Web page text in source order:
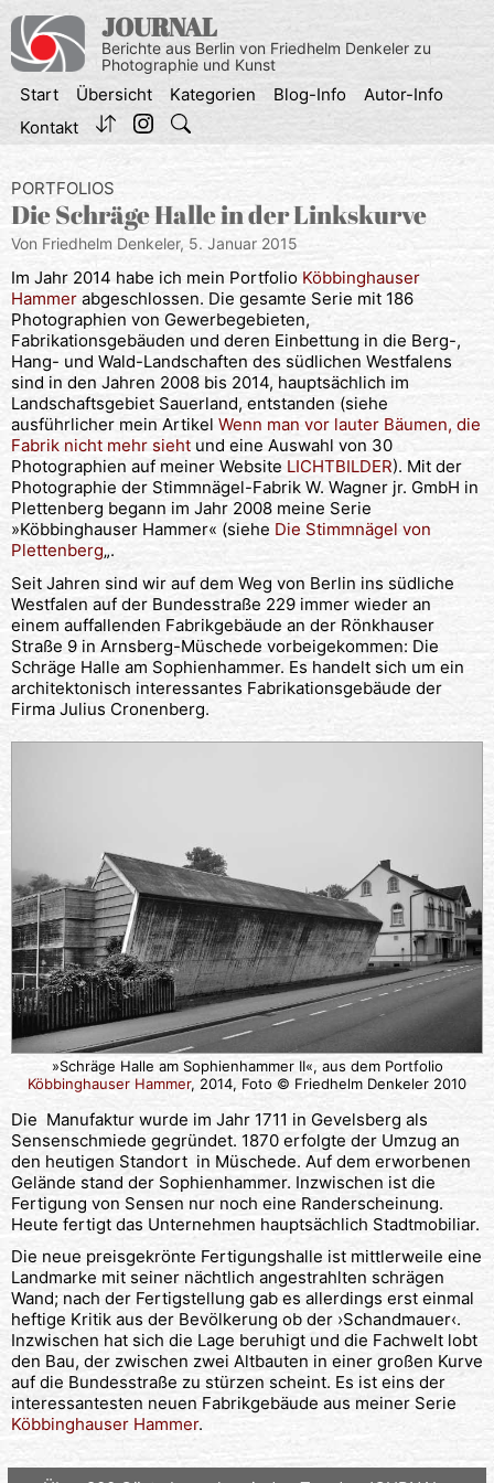
Inhalt
springen
JOURNAL
Berichte aus Berlin von Friedhelm Denkeler zu
Photographie und Kunst
Start Übersicht Kategorien Blog-Info
Autor-Info
Kontakt
PORTFOLIOS
Die Schräge Halle in der Linkskurve
Von Friedhelm Denkeler, 5. Januar 2015
Im Jahr 2014 habe ich mein Portfolio Köbbinghauser
Hammer abgeschlossen. Die gesamte Serie mit 186
Photographien von Gewerbegebieten,
Fabrikationsgebäuden und deren Einbettung in die Berg-,
Hang- und Wald-Landschaften des südlichen Westfalens
sind in den Jahren 2008 bis 2014, hauptsächlich im
Landschaftsgebiet Sauerland, entstanden (siehe
ausführlicher mein Artikel Wenn man vor lauter Bäumen, die
Fabrik nicht mehr sieht und eine Auswahl von 30
Photographien auf meiner Website LICHTBILDER). Mit der
Photographie der Stimmnägel-Fabrik W. Wagner jr. GmbH in
Plettenberg begann im Jahr 2008 meine Serie
»Köbbinghauser Hammer« (siehe Die Stimmnägel von
Plettenberg„.
Seit Jahren sind wir auf dem Weg von Berlin ins südliche
Westfalen auf der Bundesstraße 229 immer wieder an
einem auffallenden Fabrikgebäude an der Rönkhauser
Straße 9 in Arnsberg-Müschede vorbeigekommen: Die
Schräge Halle am Sophienhammer. Es handelt sich um ein
architektonisch interessantes Fabrikationsgebäude der
Firma Julius Cronenberg.
»Schräge Halle am Sophienhammer II«, aus dem Portfolio
Köbbinghauser Hammer, 2014, Foto © Friedhelm Denkeler 2010
Die Manufaktur wurde im Jahr 1711 in Gevelsberg als
Sensenschmiede gegründet. 1870 erfolgte der Umzug an
den heutigen Standort in Müschede. Auf dem erworbenen
Gelände stand der Sophienhammer. Inzwischen ist die
Fertigung von Sensen nur noch eine Randerscheinung.
Heute fertigt das Unternehmen hauptsächlich Stadtmobiliar.
Die neue preisgekrönte Fertigungshalle ist mittlerweile eine
Landmarke mit seiner nächtlich angestrahlten schrägen
Wand; nach der Fertigstellung gab es allerdings erst einmal
heftige Kritik aus der Bevölkerung ob der ›Schandmauer‹.
Inzwischen hat sich die Lage beruhigt und die Fachwelt lobt
den Bau, der zwischen zwei Altbauten in einer großen Kurve
auf die Bundesstraße zu stürzen scheint. Es ist eins der
interessantesten neuen Fabrikgebäude aus meiner Serie
Köbbinghauser Hammer.